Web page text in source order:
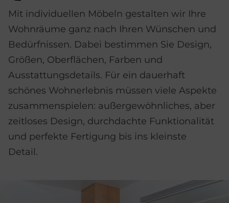
Mit individuellen Möbeln gestalten wir Ihre
Wohn­räume ganz nach Ihren Wünschen und
Bedürfnissen. Dabei bestimmen Sie Design,
Größen, Oberflächen, Farben und
Ausstattungs­details. Für ein dauerhaft
schönes Wohn­erlebnis müssen viele Aspekte
zusammenspielen: außer­gewöhnliches, aber
zeitloses Design, durchdachte Funktionalität
und perfekte Fertigung bis ins kleinste
Detail.